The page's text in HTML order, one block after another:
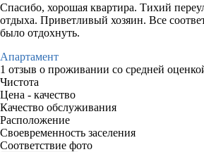
Спасибо, хорошая квартира. Тихий
отдыха. Приветливый хозяин. Все
было отдохнуть.
Апартамент
1 отзыв о проживании со средней
Чистота
Цена - качество
Качество обслуживания
Расположение
Своевременность заселения
Соответствие фото